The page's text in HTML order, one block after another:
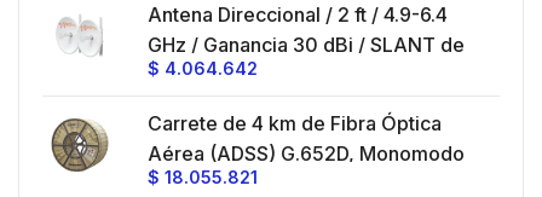
hasta 80 km, Conectores N-hembra,
montaje con alineación milimétrica.
Antena Direccional / 2 ft / 4.9-6.4
GHz / Ganancia 30 dBi / SLANT de
45 ° y 90 ° / Conector N-Hembra /
$ 4.064.642
Carrete de 4 km de Fibra Óptica
Aérea (ADSS) G.652D, Monomodo
de 24 Hilos, Exterior, Span 200,
$ 18.055.821